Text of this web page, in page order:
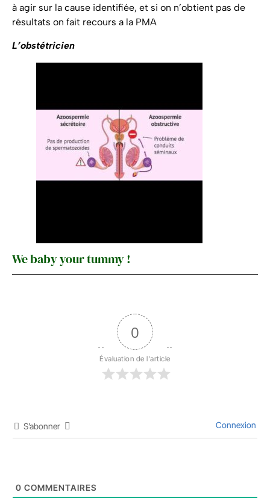
à agir sur la cause identifiée, et si on n’obtient pas de
résultats on fait recours a la PMA
L’obstétricien
We baby your tummy !
0
Évaluation de l'article
S’abonner Connexion
0 COMMENTAIRES